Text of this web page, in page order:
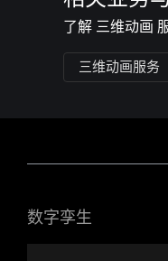
了解 三维动画
三维动画服务
数字孪生